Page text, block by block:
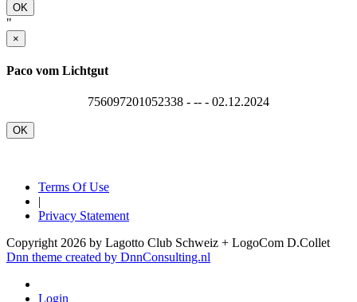
OK
"
×
Paco vom Lichtgut
756097201052338 - -- - 02.12.2024
OK
Terms Of Use
|
Privacy Statement
Copyright 2026 by Lagotto Club Schweiz + LogoCom D.Collet
Dnn theme created by DnnConsulting.nl
Login